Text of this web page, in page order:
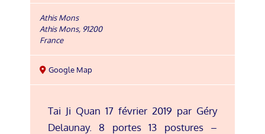
Athis Mons
Athis Mons, 91200
France
Google Map
Tai Ji Quan 17 février 2019 par Géry
Delaunay. 8 portes 13 postures –